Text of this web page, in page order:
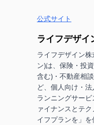
公式サイト
ライフデザイ
ライフデザイン株
ン)は、保険・投
含む)・不動産相
ど、個人向け・
ランニングサー
ァイナンスとテ
イフプランを」